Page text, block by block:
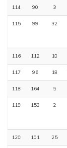
114 90 3
115 99 32
116 112 10
117 96 18
118 164 5
119 153 2
120 101 25